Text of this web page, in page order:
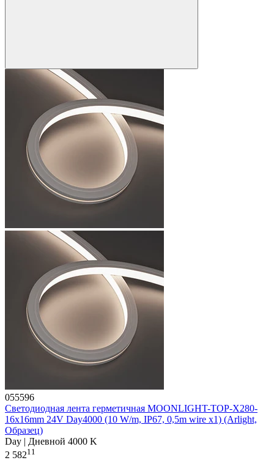
055596
Светодиодная лента герметичная MOONLIGHT-TOP-X280-
16x16mm 24V Day4000 (10 W/m, IP67, 0,5m wire x1) (Arlight,
Образец)
Day | Дневной 4000 K
2 58211